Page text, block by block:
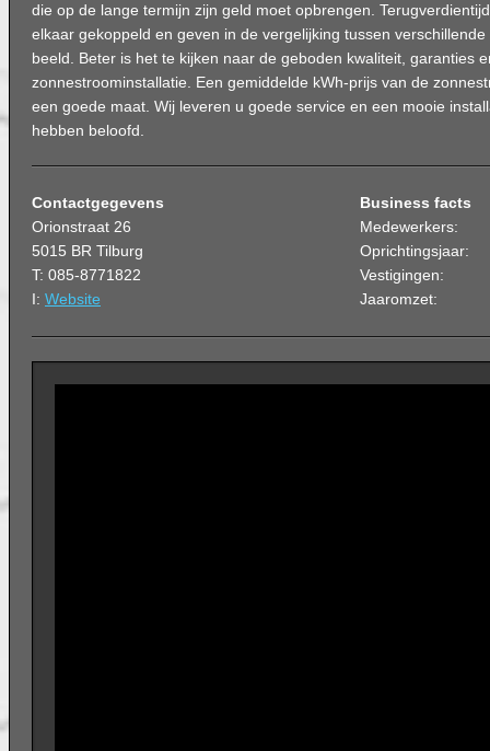
die op de lange termijn zijn geld moet opbrengen.
elkaar gekoppeld en geven in de vergelijking tussen
beeld. Beter is het te kijken naar de geboden kwaliteit, garanties
zonnestroominstallatie. Een gemiddelde kWh-prijs van de
een goede maat. Wij leveren u goede service en een mooie
hebben beloofd.
Contactgegevens
Orionstraat 26
5015 BR Tilburg
T: 085-8771822
I: Website
Business facts
Medewerkers:
Oprichtingsjaar:
Vestigingen:
Jaaromzet: